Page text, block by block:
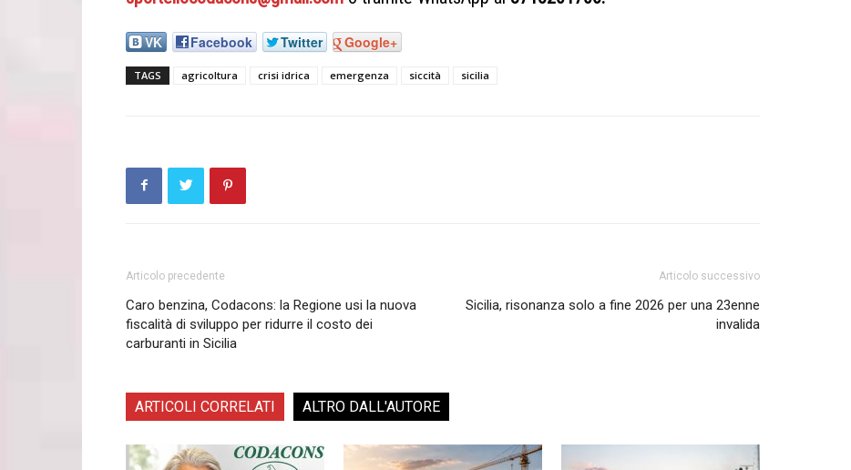
VK Facebook Twitter Google+
TAGS agricoltura crisi idrica emergenza siccità sicilia
Articolo precedente
Caro benzina, Codacons: la Regione usi la nuova
fiscalità di sviluppo per ridurre il costo dei
carburanti in Sicilia
Articolo successivo
Sicilia, risonanza solo a fine 2026 per una 23enne
invalida
ARTICOLI CORRELATI ALTRO DALL'AUTORE